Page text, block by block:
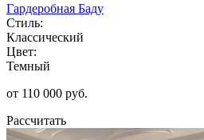
Гардеробная Баду
Стиль:
Классический
Цвет:
Темный
от 110 000 руб.
Рассчитать